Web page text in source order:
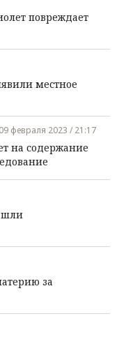
повреждает
местное
09 февраля 2023 / 21:17
на содержание
за